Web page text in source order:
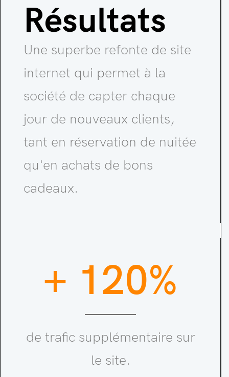
Résultats
Une superbe refonte de site
internet qui permet à la
société de capter chaque
jour de nouveaux clients,
tant en réservation de nuitée
qu'en achats de bons
cadeaux.
+ 120%
de trafic supplémentaire sur
le site.